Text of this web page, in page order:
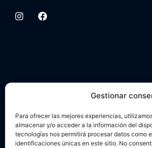
Gestionar
Para ofrecer las mejores experiencias,
almacenar y/o acceder a la información del
tecnologías nos permitirá procesar datos como
identificaciones únicas en este sitio. No